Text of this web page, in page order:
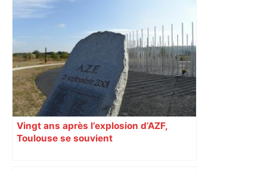
Vingt ans après l’explosion d’AZF,
Toulouse se souvient